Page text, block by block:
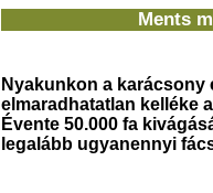
Ments
Nyakunkon a karácsony
elmaradhatatlan kelléke
Évente 50.000 fa
legalább ugyanennyi